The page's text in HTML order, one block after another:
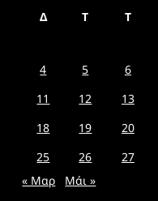
Δ Τ Τ
4
5 6
11
12 13
18
19 20
25
26 27
« Μαρ
Μάι »